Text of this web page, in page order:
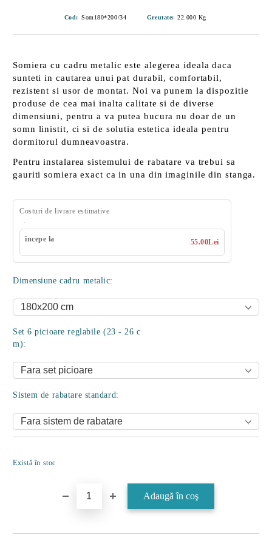
Cod: Som180*200/34 Greutate: 22.000 Kg
Somiera cu cadru metalic este alegerea ideala daca
sunteti in cautarea unui pat durabil, comfortabil,
rezistent si usor de montat. Noi va punem la dispozitie
produse de cea mai inalta calitate si de diverse
dimensiuni, pentru a va putea bucura nu doar de un
somn linistit, ci si de solutia estetica ideala pentru
dormitorul dumneavoastra.
Pentru instalarea sistemului de rabatare va trebui sa
gauriti somiera exact ca in una din imaginile din stanga.
Costuri de livrare estimative
începe la 55.00Lei
Dimensiune cadru metalic:
Set 6 picioare reglabile (23 - 26 c
m):
Sistem de rabatare standard:
Există în stoc